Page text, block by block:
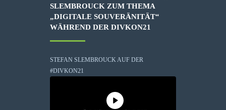
SLEMBROUCK ZUM THEMA
„DIGITALE SOUVERÄNITÄT“
WÄHREND DER DIVKON21
STEFAN SLEMBROUCK AUF DER
#DIVKON21